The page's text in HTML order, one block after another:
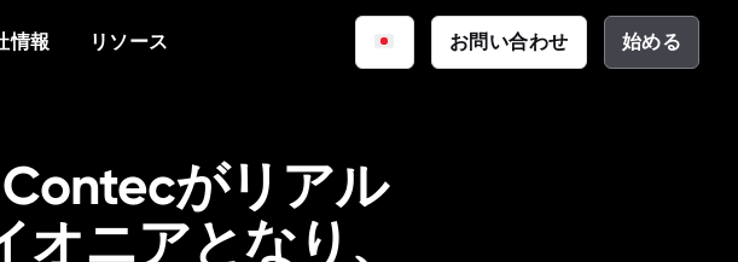
情報 リソース お問い合わせ 始める
ジェントAI
ント駆動型アーキテクチャ
サイバーセキュリティ
資料
イベント
プレスリリース
お客様の声
がリアル
ニアとなり、